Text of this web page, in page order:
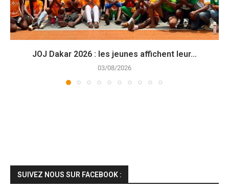
JOJ Dakar 2026 : les jeunes affichent leur...
03/08/2026
SUIVEZ NOUS SUR FACEBOOK :